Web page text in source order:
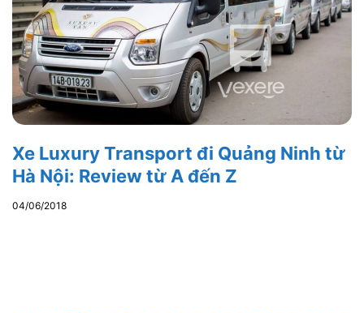
Xe Luxury Transport đi Quảng Ninh từ
Hà Nội: Review từ A đến Z
04/06/2018